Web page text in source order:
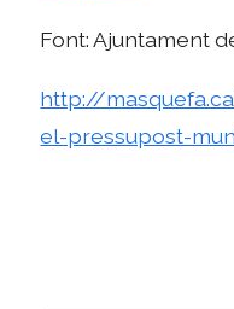
Font: Ajuntament
http://
el-pressupost-